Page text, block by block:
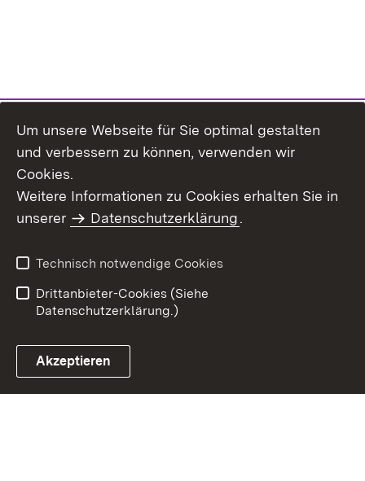
Um unsere Webseite für Sie optimal gestalten
und verbessern zu können, verwenden wir
Cookies.
Weitere Informationen zu Cookies erhalten Sie in
unserer
Datenschutzerklärung.
Technisch notwendige Cookies
Drittanbieter-Cookies (Siehe
Datenschutzerklärung.)
Akzeptieren